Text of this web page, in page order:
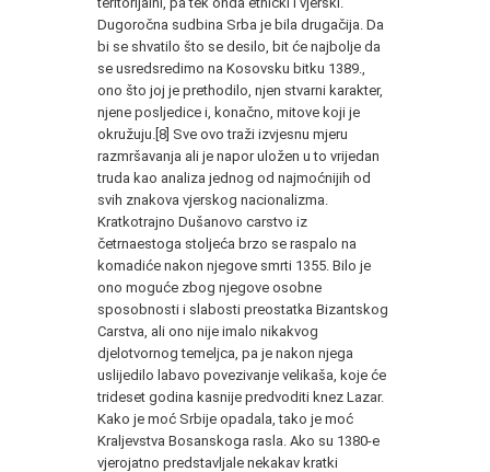
Dugoročna sudbina Srba je bila drugačija. Da
bi se shvatilo što se desilo, bit će najbolje da
se usredsredimo na Kosovsku bitku 1389.,
ono što joj je prethodilo, njen stvarni karakter,
njene poslje­dice i, konačno, mitove koji je
okružuju.[8] Sve ovo traži izvjesnu mjeru
razmršavanja ali je napor uložen u to vrijedan
truda kao ana­liza jednog od najmoćnijih od
svih znakova vjerskog nacionalizma.
Kratkotrajno Dušanovo carstvo iz
četrnaestoga stoljeća brzo se raspalo na
komadiće nakon njegove smrti 1355. Bilo je
ono moguće zbog njegove osobne
sposobnosti i slabosti preostatka Bizantskog
Carstva, ali ono nije imalo nikakvog
djelotvornog te­meljca, pa je nakon njega
uslijedilo labavo povezivanje velikaša, koje će
trideset godina kasnije predvoditi knez Lazar.
Kako je moć Srbije opadala, tako je moć
Kraljevstva Bosanskoga rasla. Ako su 1380-e
vjerojatno predstavljale nekakav kratki